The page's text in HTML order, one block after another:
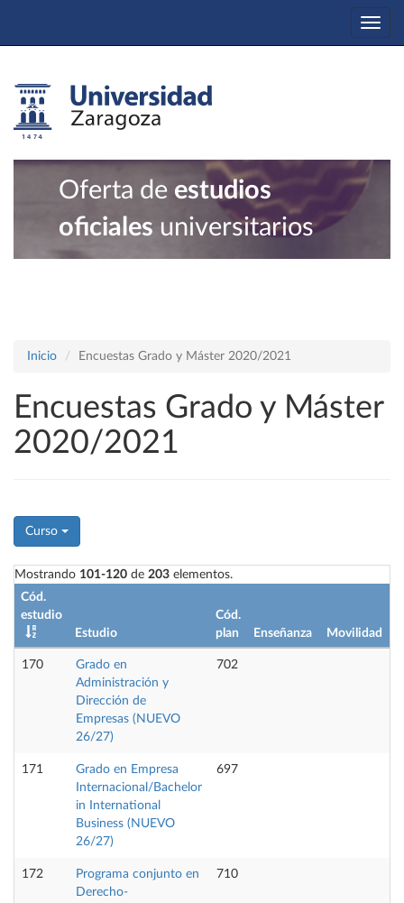
Oferta de estudios
oficiales universitarios
Inicio Encuestas Grado y Máster 2020/2021
Encuestas Grado y Máster
2020/2021
Curso
Mostrando 101-120 de 203 elementos.
Cód.
estudio
Estudio
Cód.
plan
Enseñanza Movilidad
170
Grado en
Administración y
Dirección de
Empresas (NUEVO
26/27)
702
171
Grado en Empresa
Internacional/Bachelor
in International
Business (NUEVO
26/27)
697
172
Programa conjunto en
Derecho-
710